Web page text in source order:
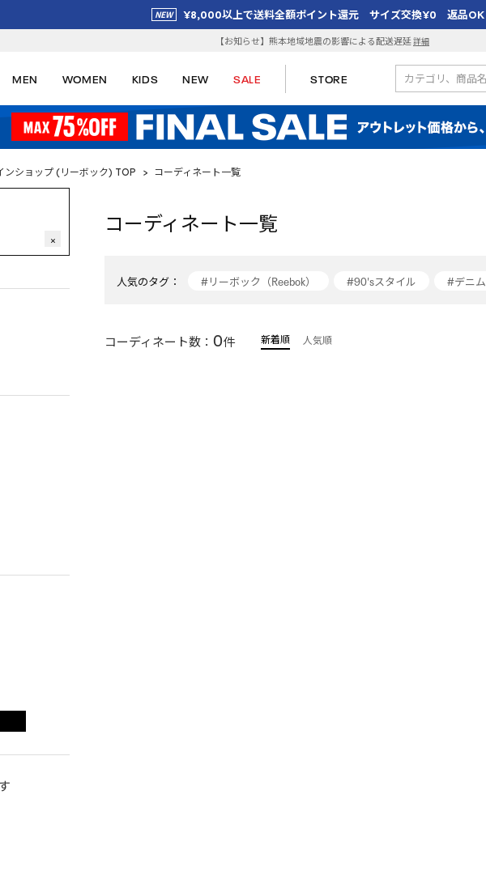
¥8,000以上で送料全額ポイント還元 サイズ交換¥0 返品OK
【お知らせ】熊本地域地震の影響による配送遅延詳細
MEN WOMEN KIDS NEW SALE STORE
ショップ (リーボック) TOP > コーディネート一覧
×
コーディネート一覧
人気のタグ： #リーボック（Reebok） #90'sスタイル #デニム
コーディネート数： 0件 新着順 人気順